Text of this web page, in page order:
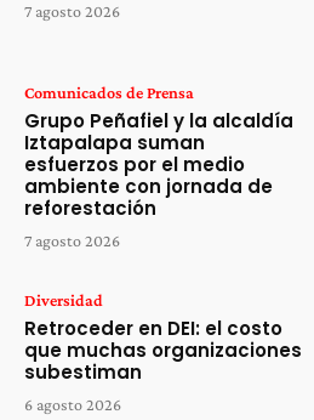
7 agosto 2026
Comunicados de Prensa
Grupo Peñafiel y la alcaldía
Iztapalapa suman
esfuerzos por el medio
ambiente con jornada de
reforestación
7 agosto 2026
Diversidad
Retroceder en DEI: el costo
que muchas organizaciones
subestiman
6 agosto 2026